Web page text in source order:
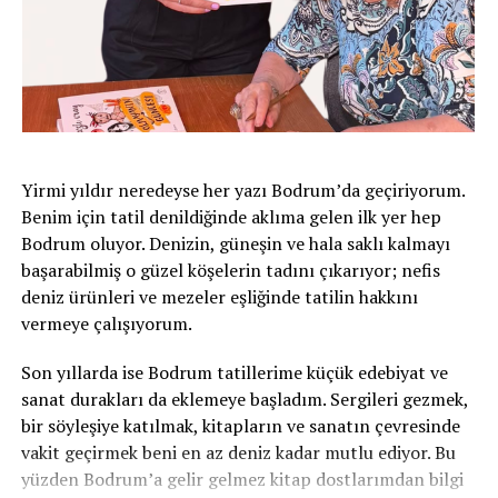
Sanılanın aksine, din, milliyet, dil değil, ahlak insanları
birleştirir diye nerdeyse içimden ısrar ediyorum:)
Karşımda biriyle tartışır gibi.
Ahlak saygıyı ve sevgiyi de doğurur diyorum.
Bu duygularla birlikte, Türkiye ile ilişkimiz farkında
olmadan, tam Avrupalı turist gibi oluyor.
Gel, gör, biraz takıl eğlen, sonra insani koşullarla
yaşadığın evine geri dön. Ancak bizim ana vatanımız
Türkiye.. Tamamen Avrupalı bir turist gibi
hissetmemizde çok zor..
Enteresan bir duygu.
Bu ne zaman böyle oldu. Tam çözebilmiş değilim.
Ya siz çözebildiniz mi?
Artık İsviçre’yi kimse “sürpriz takım” diye
küçümseyemez.
Murat Yakın da bu takımın değişmesinde önemli pay
sahibi. Sadece iyi bir takım kurmadı; oyuncularına
takım, İsviçre futbol tarihinin en olgun ve en karakterli
takımlarından biri olarak hatırlanacaktır.
Evet, bugün biraz burukuz. Çünkü bu hikâyenin biraz
daha devam etmesini isterdik. Ama üzülürken bile gurur
duyabiliyorsak, demek ki doğru yoldayız.
Bazen kupayı kaldıran değil, sahadan başı dik ayrılan
takım da alkışı hak eder.
Teşekkürler Murat Yakın.
Yirmi yıldır neredeyse her yazı Bodrum’da geçiriyorum.
Benim için tatil denildiğinde aklıma gelen ilk yer hep
Bodrum oluyor. Denizin, güneşin ve hala saklı kalmayı
başarabilmiş o güzel köşelerin tadını çıkarıyor; nefis
deniz ürünleri ve mezeler eşliğinde tatilin hakkını
vermeye çalışıyorum.
Son yıllarda ise Bodrum tatillerime küçük edebiyat ve
sanat durakları da eklemeye başladım. Sergileri gezmek,
bir söyleşiye katılmak, kitapların ve sanatın çevresinde
vakit geçirmek beni en az deniz kadar mutlu ediyor. Bu
yüzden Bodrum’a gelir gelmez kitap dostlarımdan bilgi